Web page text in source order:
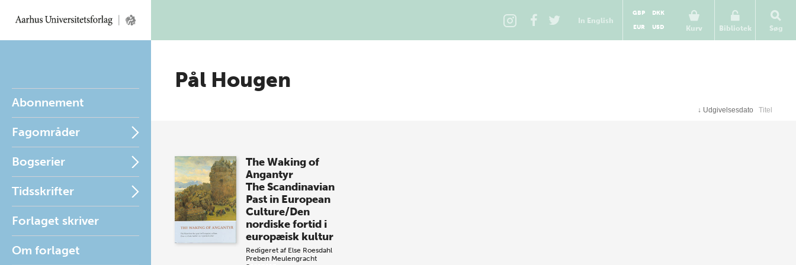
In English
Kurv
GBP
DKK
EUR
USD Bibliotek Søg
Abonnement
Fagområder
Bogserier
Tidsskrifter
Forlaget skriver
Om forlaget
Pål Hougen
↓ Udgivelsesdato Titel
The Waking of
Angantyr
The Scandinavian
Past in European
Culture/Den
nordiske fortid i
europæisk kultur
Redigeret af Else Roesdahl
Preben Meulengracht